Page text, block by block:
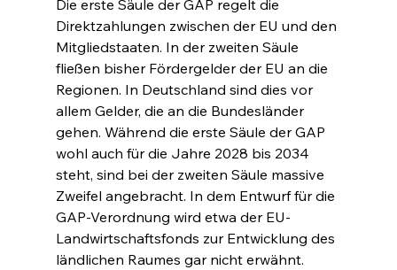
Die erste Säule der GAP regelt die
Direktzahlungen zwischen der EU und den
Mitgliedstaaten. In der zweiten Säule
fließen bisher Fördergelder der EU an die
Regionen. In Deutschland sind dies vor
allem Gelder, die an die Bundesländer
gehen. Während die erste Säule der GAP
wohl auch für die Jahre 2028 bis 2034
steht, sind bei der zweiten Säule massive
Zweifel angebracht. In dem Entwurf für die
GAP-Verordnung wird etwa der EU-
Landwirtschaftsfonds zur Entwicklung des
ländlichen Raumes gar nicht erwähnt.